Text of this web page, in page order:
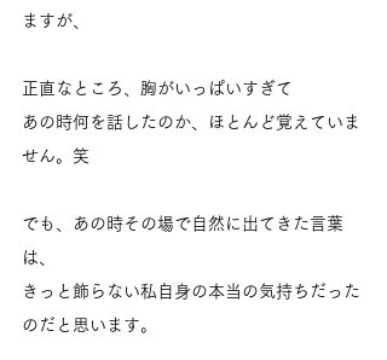
ますが、
正直なところ、胸がいっぱいすぎて
あの時何を話したのか、ほとんど覚えていま
せん。笑
でも、あの時その場で自然に出てきた言葉
は、
きっと飾らない私自身の本当の気持ちだった
のだと思います。